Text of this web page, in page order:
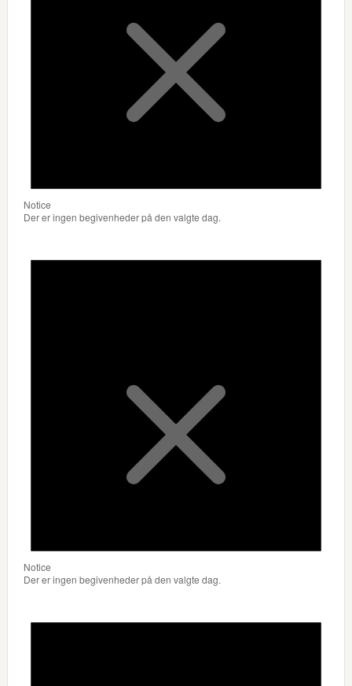
Notice
Der er ingen begivenheder på den valgte dag.
Notice
Der er ingen begivenheder på den valgte dag.